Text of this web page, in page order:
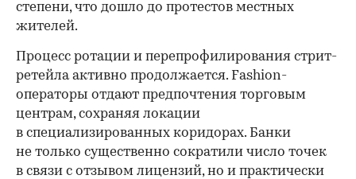
степени, что дошло до протестов местных
жителей.
Процесс ротации и перепрофилирования стрит-
ретейла активно продолжается. Fashion-
операторы отдают предпочтения торговым
центрам, сохраняя локации
в специализированных коридорах. Банки
не только существенно сократили число точек
в связи с отзывом лицензий, но и практически